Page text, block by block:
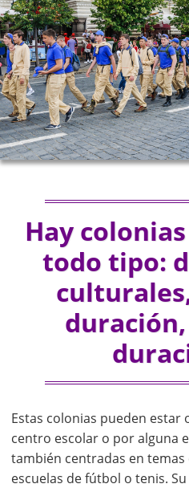
Hay
todo tipo:
Estas colonias pueden
centro escolar o por alguna
también centradas en
escuelas de fútbol o tenis.